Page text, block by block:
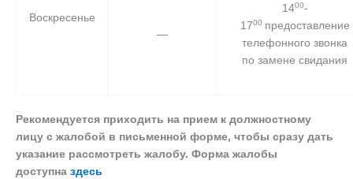
Воскресенье
—
1400-
1700 предоставление
телефонного звонка
по замене свидания
Рекомендуется приходить на прием к должностному
лицу с жалобой в письменной форме, чтобы сразу дать
указание рассмотреть жалобу. Форма жалобы
доступна здесь